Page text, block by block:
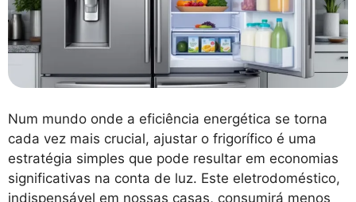
Num mundo onde a eficiência energética se torna
cada vez mais crucial, ajustar o frigorífico é uma
estratégia simples que pode resultar em economias
significativas na conta de luz. Este eletrodoméstico,
indispensável em nossas casas, consumirá menos